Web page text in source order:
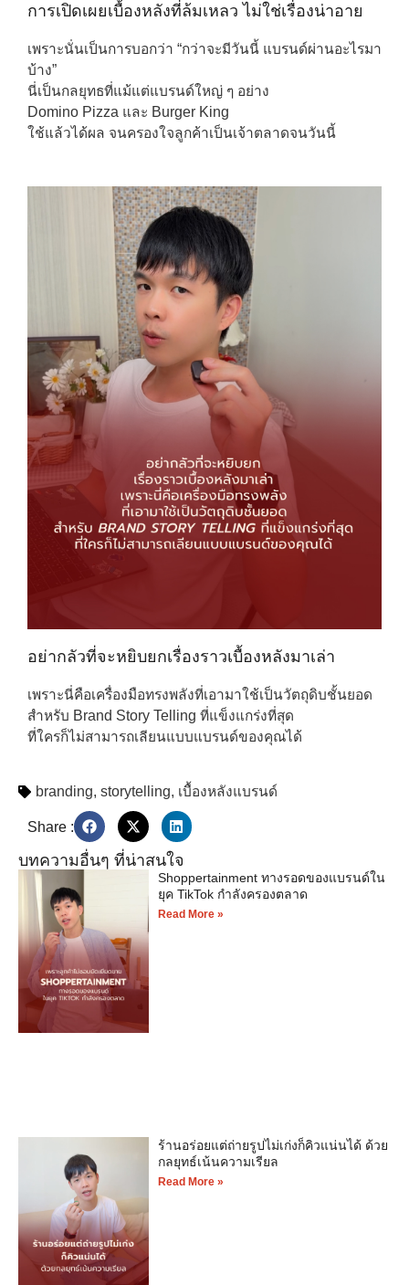
การเปิดเผยเบื้องหลังที่ล้มเหลว ไม่ใช่เรื่องน่าอาย
เพราะนั่นเป็นการบอกว่า “กว่าจะมีวันนี้ แบรนด์ผ่านอะไรมา
บ้าง”
นี่เป็นกลยุทธที่แม้แต่แบรนด์ใหญ่ ๆ อย่าง
Domino Pizza และ Burger King
ใช้แล้วได้ผล จนครองใจลูกค้าเป็นเจ้าตลาดจนวันนี้
อย่ากลัวที่จะหยิบยกเรื่องราวเบื้องหลังมาเล่า
เพราะนี่คือเครื่องมือทรงพลังที่เอามาใช้เป็นวัตถุดิบชั้นยอด
สำหรับ Brand Story Telling ที่แข็งแกร่งที่สุด
ที่ใครก็ไม่สามารถเลียนแบบแบรนด์ของคุณได้
branding, storytelling, เบื้องหลังแบรนด์
Share :
บทความอื่นๆ ที่น่าสนใจ
Shoppertainment ทางรอดของแบรนด์ใน
ยุค TikTok กำลังครองตลาด
Read More »
ร้านอร่อยแต่ถ่ายรูปไม่เก่งก็คิวแน่นได้ ด้วย
กลยุทธ์เน้นความเรียล
Read More »